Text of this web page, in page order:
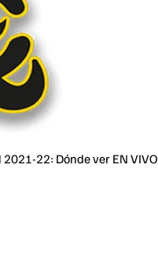
22: Dónde ver EN VIVO